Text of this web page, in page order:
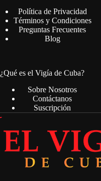
Política de Privacidad
Términos y Condiciones
Preguntas Frecuentes
Blog
¿Qué es el Vigía de Cuba?
Sobre Nosotros
Contáctanos
Suscripción